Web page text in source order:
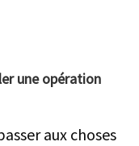
une opération
aux choses